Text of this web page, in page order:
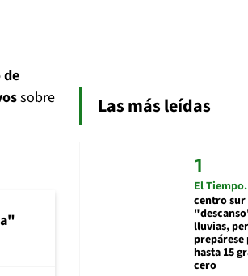
sobre
Las más leídas
El Tiempo
centro
lluvias,
hasta 15
cero